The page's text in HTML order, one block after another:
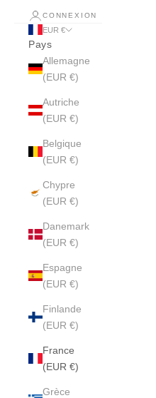
CONNEXION
EUR €
Pays
Allemagne
(EUR €)
Autriche
(EUR €)
Belgique
(EUR €)
Chypre
(EUR €)
Danemark
(EUR €)
Espagne
(EUR €)
Finlande
(EUR €)
France
(EUR €)
Grèce